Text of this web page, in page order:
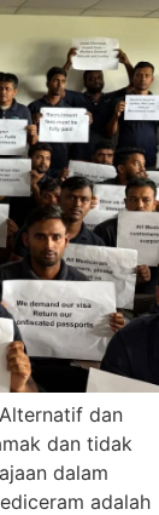
dan
dan tidak
dalam
adalah